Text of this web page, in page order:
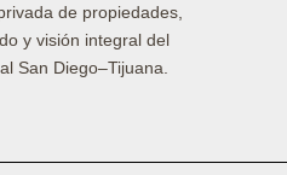
de propiedades,
y visión integral del
San Diego–Tijuana.